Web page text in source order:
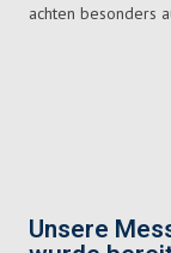
Unsere
achten besonders